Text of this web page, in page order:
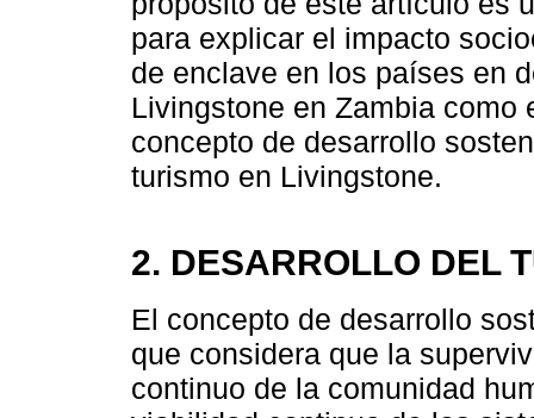
para explicar el impacto
de enclave en los países en
Livingstone en Zambia
concepto de desarrollo
turismo en Livingstone.
2. DESARROLLO DEL
El concepto de desarrollo
que considera que la
continuo de la comunidad